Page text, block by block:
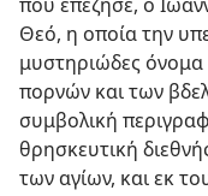
Θεό, η οποία την
μυστηριώδες
πορνών και των
συμβολική
θρησκευτική
των αγίων, και εκ